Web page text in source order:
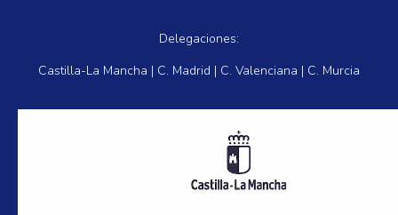
Delegaciones:
Castilla-La Mancha | C. Madrid | C. Valenciana | C. Murcia